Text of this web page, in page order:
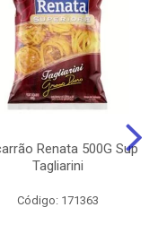
Renata 500G Sup
Tagliarini
Código: 171363